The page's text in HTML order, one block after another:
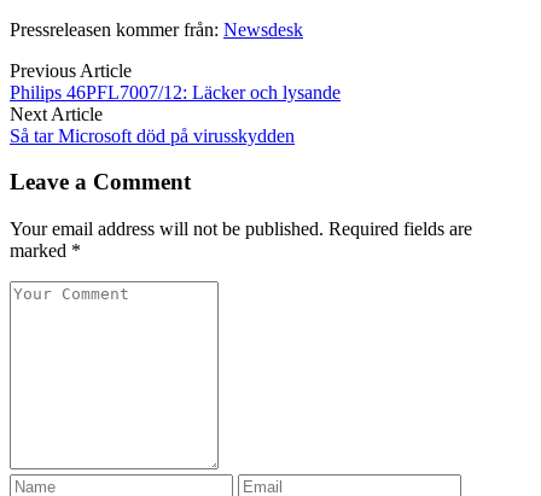
Pressreleasen kommer från: Newsdesk
Previous Article
Philips 46PFL7007/12: Läcker och lysande
Next Article
Så tar Microsoft död på virusskydden
Leave a Comment
Your email address will not be published. Required fields are
marked *